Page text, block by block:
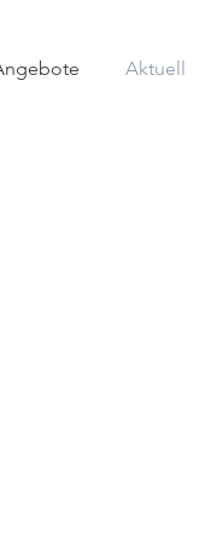
Aktuell